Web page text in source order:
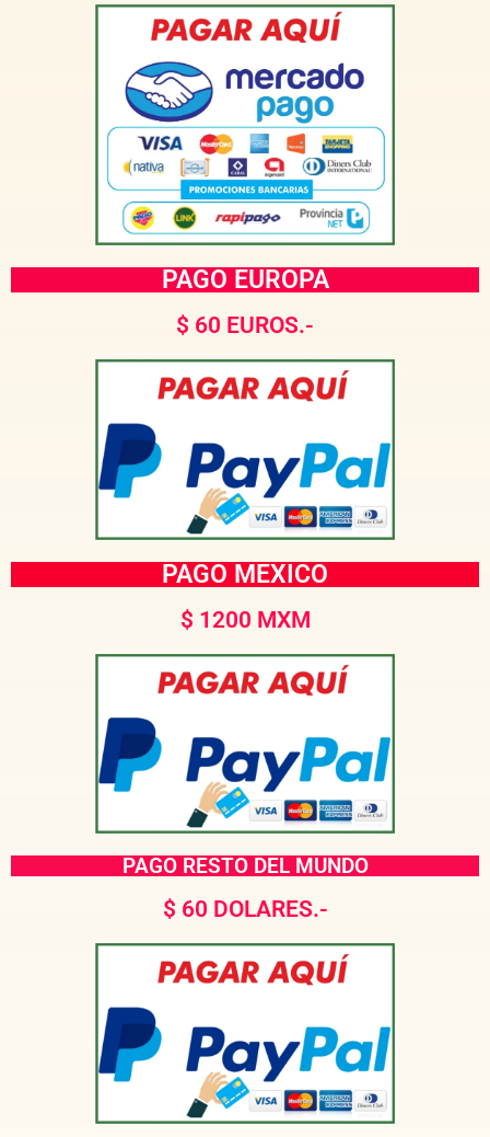
PAGO EUROPA
$ 60 EUROS.-
PAGO MEXICO
$ 1200 MXM
PAGO RESTO DEL MUNDO
$ 60 DOLARES.-